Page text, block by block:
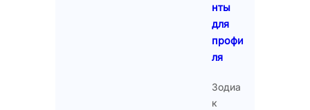
нты
для
профи
ля
Зодиа
к